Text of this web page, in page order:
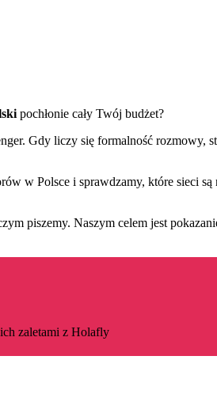
pochłonie cały Twój budżet?
Gdy liczy się formalność rozmowy,
w Polsce i sprawdzamy, które sieci
piszemy. Naszym celem jest
zaletami z Holafly